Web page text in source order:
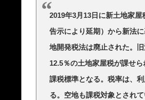
2019年3月13日に新土地家
告示により延期）から新法
地開発税法は廃止された。
12.5％の土地家屋税が課せ
課税標準となる。税率は、
る。空地も課税対象とされて